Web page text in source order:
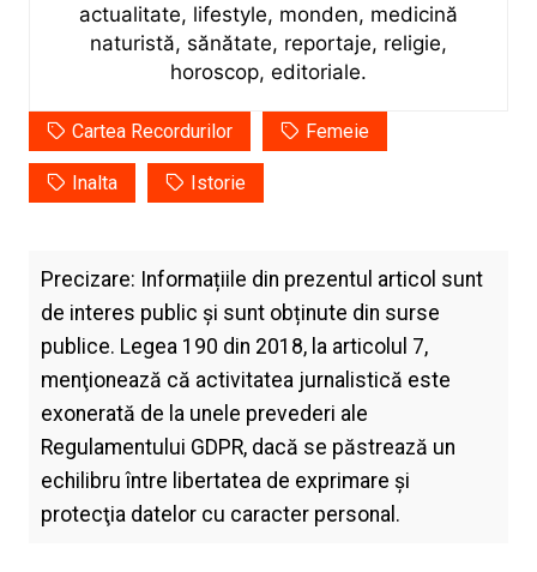
actualitate, lifestyle, monden, medicină
naturistă, sănătate, reportaje, religie,
horoscop, editoriale.
Cartea Recordurilor Femeie
Inalta Istorie
Precizare: Informațiile din prezentul articol sunt
de interes public și sunt obținute din surse
publice. Legea 190 din 2018, la articolul 7,
menţionează că activitatea jurnalistică este
exonerată de la unele prevederi ale
Regulamentului GDPR, dacă se păstrează un
echilibru între libertatea de exprimare şi
protecţia datelor cu caracter personal.